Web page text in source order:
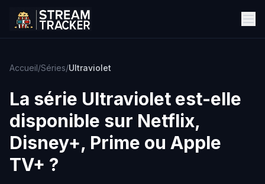
Accueil/Séries/Ultraviolet
La série Ultraviolet est-elle
disponible sur Netflix,
Disney+, Prime ou Apple
TV+ ?